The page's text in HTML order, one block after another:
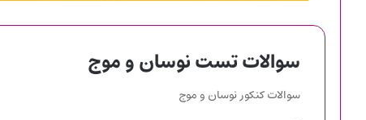
سوالات تست نوسان و موج
سوالات کنکور نوسان و موج